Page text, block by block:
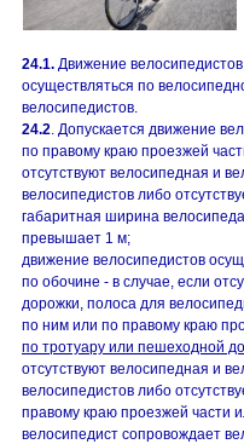
24.1. Движение
осуществляться по
велосипедистов.
24.2 . Допускается движение
по правому краю проезжей
отсутствуют велосипедная и
велосипедистов либо
габаритная ширина
превышает 1 м;
движение велосипедистов
по обочине - в случае, если
дорожки, полоса для
по ним или по правому краю
по тротуару или пешеходной
отсутствуют велосипедная и
велосипедистов либо
правому краю проезжей части
велосипедист сопровождает